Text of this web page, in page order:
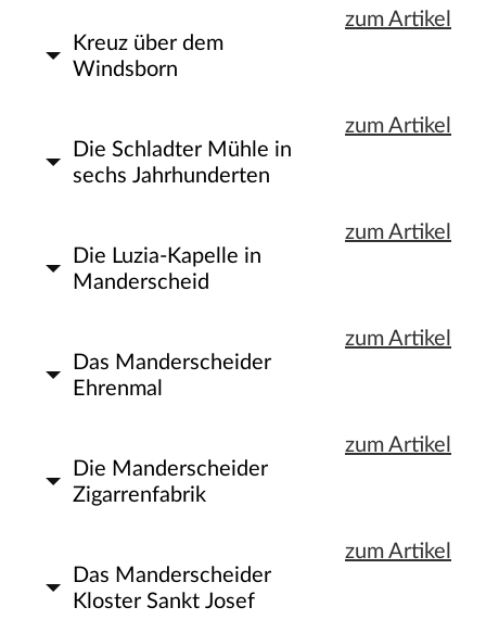
Kreuz über dem
Windsborn
zum Artikel
Die Schladter Mühle in
sechs Jahrhunderten
zum Artikel
Die Luzia-Kapelle in
Manderscheid
zum Artikel
Das Manderscheider
Ehrenmal
zum Artikel
Die Manderscheider
Zigarrenfabrik
zum Artikel
Das Manderscheider
Kloster Sankt Josef
zum Artikel